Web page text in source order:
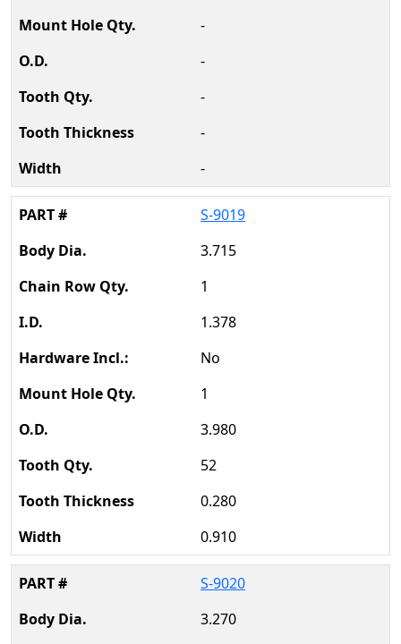
-
-
-
-
-
S-9019
3.715
1
1.378
No
1
3.980
52
0.280
0.910
S-9020
3.270